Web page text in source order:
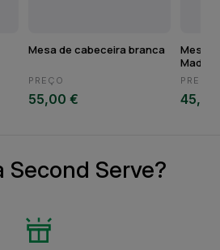
Mesa de cabeceira branca
PREÇO
55,00 €
Mesa
PREÇO
Second Serve?